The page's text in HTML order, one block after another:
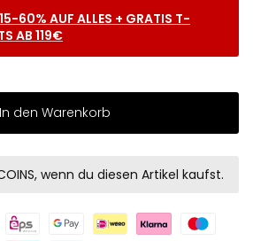
60% AUF ALLES + GRATIS T-
AB 119€
In den Warenkorb
wenn du diesen Artikel kaufst.